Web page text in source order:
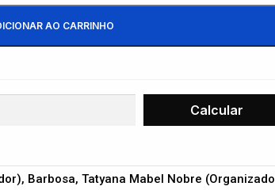
AO CARRINHO
Barbosa, Tatyana Mabel Nobre